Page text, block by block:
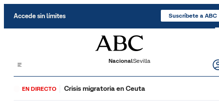
Accede sin límites Suscríbete a ABC
NacionalSevilla
EN DIRECTO Crisis migratoria en Ceuta